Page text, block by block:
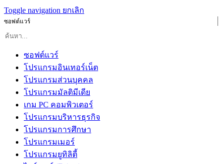
Toggle navigation ยกเลิก
ซอฟต์แวร์
ซอฟต์แวร์
โปรแกรมอินเทอร์เน็ต
โปรแกรมส่วนบุคคล
โปรแกรมมัลติมีเดีย
เกม PC คอมพิวเตอร์
โปรแกรมบริหารธุรกิจ
โปรแกรมการศึกษา
โปรแกรมเมอร์
โปรแกรมยูทิลิตี้